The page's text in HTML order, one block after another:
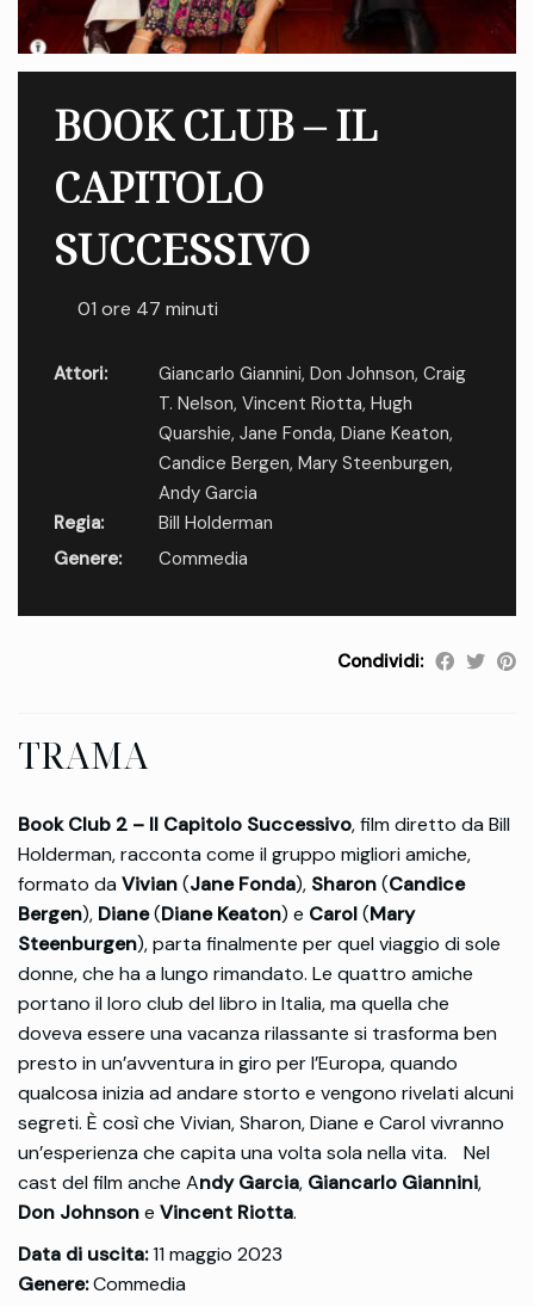
BOOK CLUB – IL
CAPITOLO
SUCCESSIVO
01 ore 47 minuti
Attori: Giancarlo Giannini, Don Johnson, Craig
T. Nelson, Vincent Riotta, Hugh
Quarshie, Jane Fonda, Diane Keaton,
Candice Bergen, Mary Steenburgen,
Andy Garcia
Regia:
Bill Holderman
Genere:
Commedia
Condividi:
TRAMA
Book Club 2 – Il Capitolo Successivo, film diretto da Bill
Holderman, racconta come il gruppo migliori amiche,
formato daVivian(Jane Fonda), Sharon(Candice
Bergen), Diane(Diane Keaton) e Carol(Mary
Steenburgen), parta finalmente per quel viaggio di sole
donne, che ha a lungo rimandato. Le quattro amiche
portano il loro club del libro in Italia, ma quella che
doveva essere una vacanza rilassante si trasforma ben
presto in un’avventura in giro per l’Europa, quando
qualcosa inizia ad andare storto e vengono rivelati alcuni
segreti. È così che Vivian, Sharon, Diane e Carol vivranno
un’esperienza che capita una volta sola nella vita. Nel
cast del film anche Andy Garcia, Giancarlo Giannini,
Don Johnsone Vincent Riotta.
Data di uscita:11 maggio 2023
Genere:Commedia